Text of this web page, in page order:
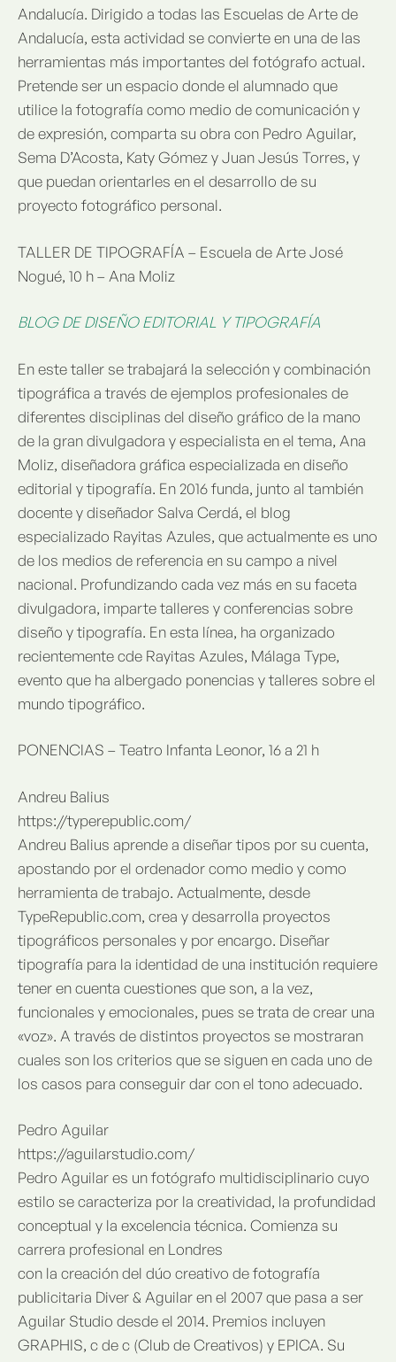
Andalucía. Dirigido a todas las Escuelas de Arte de
Andalucía, esta actividad se convierte en una de las
herramientas más importantes del fotógrafo actual.
Pretende ser un espacio donde el alumnado que
utilice la fotografía como medio de comunicación y
de expresión, comparta su obra con Pedro Aguilar,
Sema D’Acosta, Katy Gómez y Juan Jesús Torres, y
que puedan orientarles en el desarrollo de su
proyecto fotográfico personal.
TALLER DE TIPOGRAFÍA – Escuela de Arte José
Nogué, 10 h – Ana Moliz
BLOG DE DISEÑO EDITORIAL Y TIPOGRAFÍA
En este taller se trabajará la selección y combinación
tipográfica a través de ejemplos profesionales de
diferentes disciplinas del diseño gráfico de la mano
de la gran divulgadora y especialista en el tema, Ana
Moliz, diseñadora gráfica especializada en diseño
editorial y tipografía. En 2016 funda, junto al también
docente y diseñador Salva Cerdá, el blog
especializado Rayitas Azules, que actualmente es uno
de los medios de referencia en su campo a nivel
nacional. Profundizando cada vez más en su faceta
divulgadora, imparte talleres y conferencias sobre
diseño y tipografía. En esta línea, ha organizado
recientemente cde Rayitas Azules, Málaga Type,
evento que ha albergado ponencias y talleres sobre el
mundo tipográfico.
PONENCIAS – Teatro Infanta Leonor, 16 a 21 h
Andreu Balius
https://typerepublic.com/
Andreu Balius aprende a diseñar tipos por su cuenta,
apostando por el ordenador como medio y como
herramienta de trabajo. Actualmente, desde
TypeRepublic.com, crea y desarrolla proyectos
tipográficos personales y por encargo. Diseñar
tipografía para la identidad de una institución requiere
tener en cuenta cuestiones que son, a la vez,
funcionales y emocionales, pues se trata de crear una
«voz». A través de distintos proyectos se mostraran
cuales son los criterios que se siguen en cada uno de
los casos para conseguir dar con el tono adecuado.
Pedro Aguilar
https://aguilarstudio.com/
Pedro Aguilar es un fotógrafo multidisciplinario cuyo
estilo se caracteriza por la creatividad, la profundidad
conceptual y la excelencia técnica. Comienza su
carrera profesional en Londres
con la creación del dúo creativo de fotografía
publicitaria Diver & Aguilar en el 2007 que pasa a ser
Aguilar Studio desde el 2014. Premios incluyen
GRAPHIS, c de c (Club de Creativos) y EPICA. Su